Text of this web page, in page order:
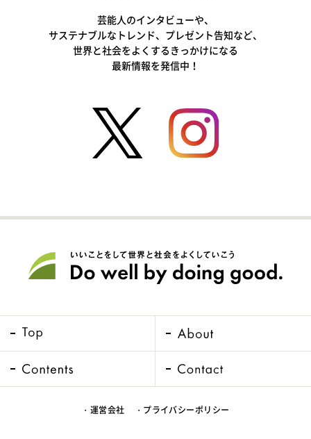
芸能人のインタビューや、
サステナブルなトレンド、プレゼント告知など、
世界と社会をよくするきっかけになる
最新情報を発信中！
・運営会社 ・プライバシーポリシー